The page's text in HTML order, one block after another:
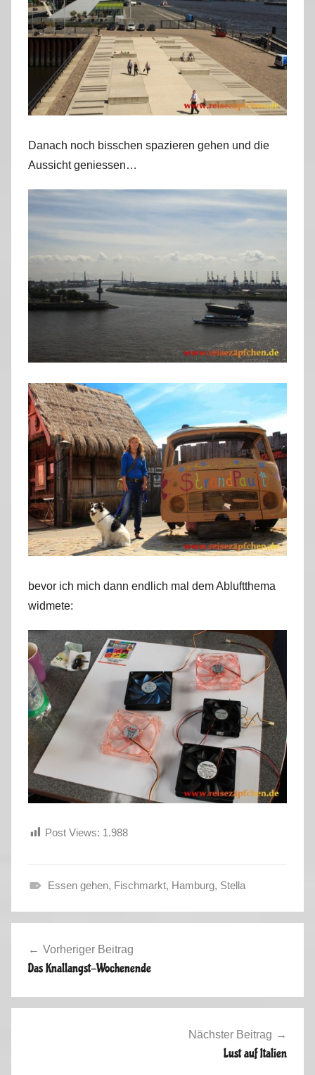
Danach noch bisschen spazieren gehen und die
Aussicht geniessen…
bevor ich mich dann endlich mal dem Abluftthema
widmete:
Post Views: 1.988
o
e
r
Essen gehen, Fischmarkt, Hamburg, Stella
Vorheriger Beitrag
Das Knallangst-Wochenende
Nächster Beitrag
Lust auf Italien